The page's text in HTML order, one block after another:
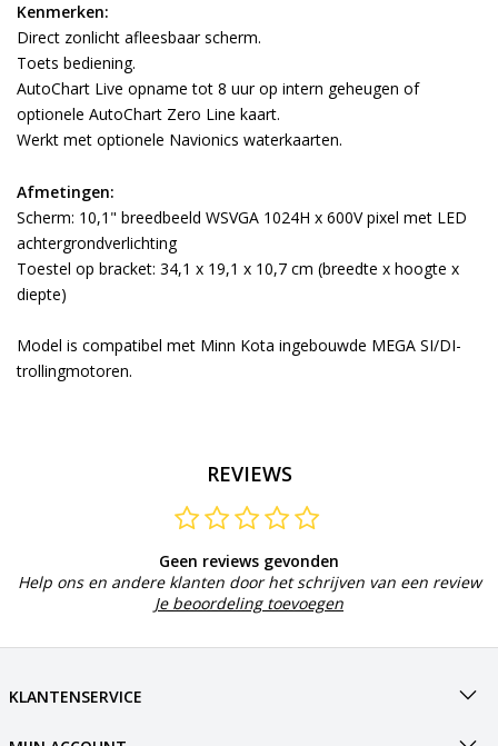
Kenmerken:
Direct zonlicht afleesbaar scherm.
Toets bediening.
AutoChart Live opname tot 8 uur op intern geheugen of
optionele AutoChart Zero Line kaart.
Werkt met optionele Navionics waterkaarten.
Afmetingen:
Scherm: 10,1" breedbeeld WSVGA 1024H x 600V pixel met LED
achtergrondverlichting
Toestel op bracket: 34,1 x 19,1 x 10,7 cm (breedte x hoogte x
diepte)
Model is compatibel met Minn Kota ingebouwde MEGA SI/DI-
trollingmotoren.
REVIEWS
Geen reviews gevonden
Help ons en andere klanten door het schrijven van een review
Je beoordeling toevoegen
KLANTENSERVICE